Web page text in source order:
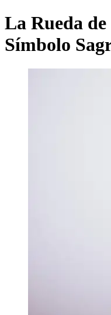
La Rueda
Símbolo